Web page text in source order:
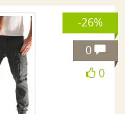
-26%
0
0